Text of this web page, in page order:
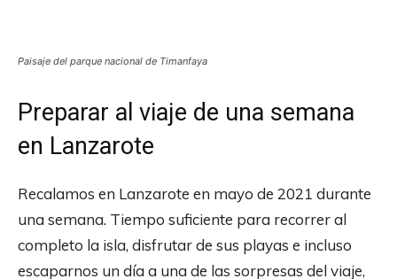
Paisaje del parque nacional de Timanfaya
Preparar al viaje de una semana
en Lanzarote
Recalamos en Lanzarote en mayo de 2021 durante
una semana. Tiempo suficiente para recorrer al
completo la isla, disfrutar de sus playas e incluso
escaparnos un día a una de las sorpresas del viaje,